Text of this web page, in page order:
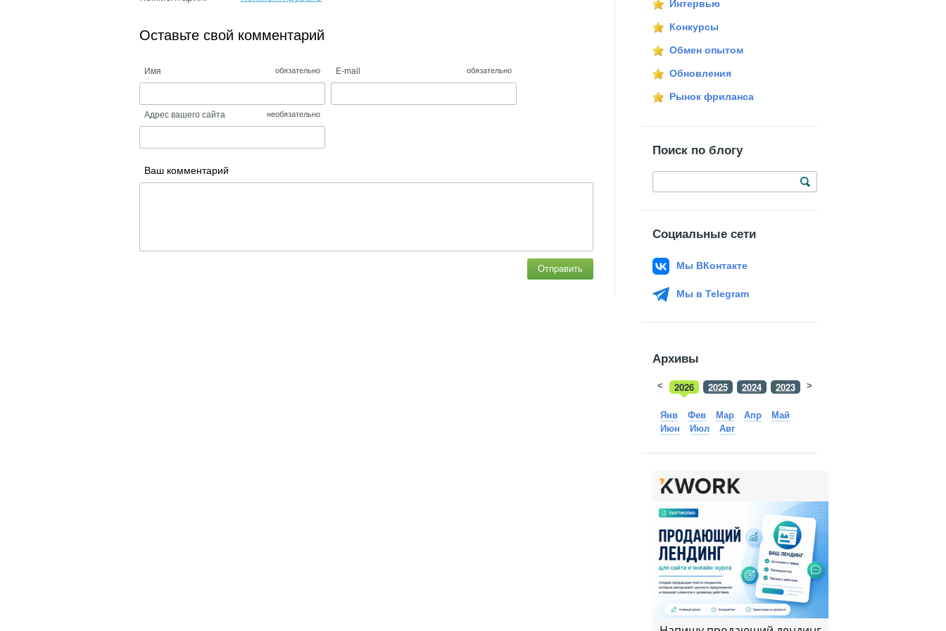
Оставьте свой комментарий
Имя обязательно E-mail обязательно
Адрес вашего сайта необязательно
Ваш комментарий
Отправить
Интервью
Конкурсы
Обмен опытом
Обновления
Рынок фриланса
Поиск по блогу
Социальные сети
Мы ВКонтакте
Мы в Telegram
Архивы
2026 2025 2024 2023 2022
< >
Янв Фев Мар Апр
Май
Июн
Июл Авг